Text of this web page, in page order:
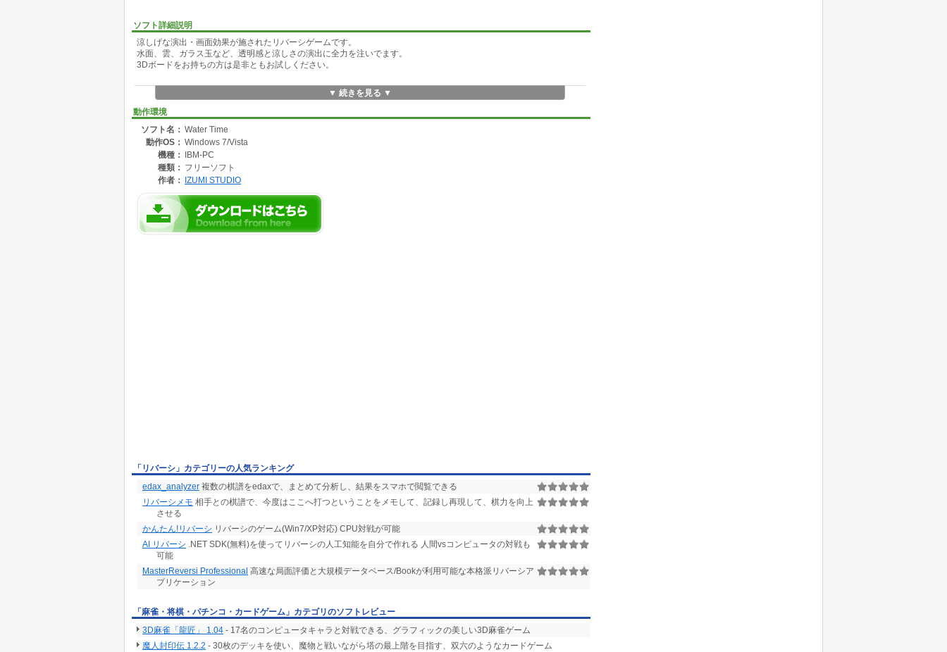
ソフト詳細説明
涼しげな演出・画面効果が施されたリバーシゲームです。
水面、雲、ガラス玉など、透明感と涼しさの演出に全力を注いでます。
3Dボードをお持ちの方は是非ともお試しください。
▼ 続きを見る ▼
動作環境
ソフト名： Water Time
動作OS： Windows 7/Vista
機種：
IBM-PC
種類： フリーソフト
作者： IZUMI STUDIO
「リバーシ」カテゴリーの人気ランキング
edax_analyzer 複数の棋譜をedaxで、まとめて分析し、結果をスマホで閲覧できる
リバーシメモ 相手との棋譜で、今度はここへ打つということをメモして、記録し再現して、棋力を向上
させる
かんたん!リバーシ リバーシのゲーム(Win7/XP対応) CPU対戦が可能
AI リバーシ .NET SDK(無料)を使ってリバーシの人工知能を自分で作れる 人間vsコンピュータの対戦も
可能
MasterReversi Professional 高速な局面評価と大規模データベース/Bookが利用可能な本格派リバーシア
プリケーション
「麻雀・将棋・パチンコ・カードゲーム」カテゴリのソフトレビュー
3D麻雀「龍匠」 1.04 - 17名のコンピュータキャラと対戦できる、グラフィックの美しい3D麻雀ゲーム
魔人封印伝 1.2.2 - 30枚のデッキを使い、魔物と戦いながら塔の最上階を目指す、双六のようなカードゲーム